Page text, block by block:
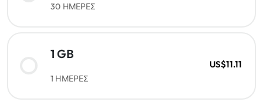
30 ΗΜΕΡΕΣ
1 GB
1 ΗΜΕΡΕΣ
US$11.11